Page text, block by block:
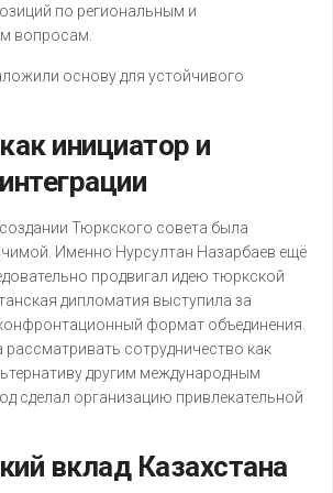
по региональным и
вопросам.
основу для устойчивого
инициатор и
Тюркского совета была
Именно Нурсултан Назарбаев ещё
продвигал идею тюркской
дипломатия выступила за
формат объединения.
сотрудничество как
другим международным
сделал организацию привлекательной
вклад Казахстана